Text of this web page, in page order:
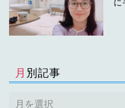
に
月別記事